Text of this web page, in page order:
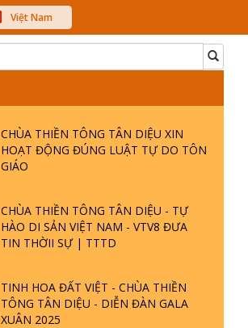
Việt Nam
中文
CHÙA THIỀN TÔNG TÂN DIỆU XIN
HOẠT ĐỘNG ĐÚNG LUẬT TỰ DO TÔN
GIÁO
CHÙA THIỀN TÔNG TÂN DIỆU - TỰ
HÀO DI SẢN VIỆT NAM - VTV8 ĐƯA
TIN THỜII SỰ | TTTD
TINH HOA ĐẤT VIỆT - CHÙA THIỀN
TÔNG TÂN DIỆU - DIỄN ĐÀN GALA
XUÂN 2025